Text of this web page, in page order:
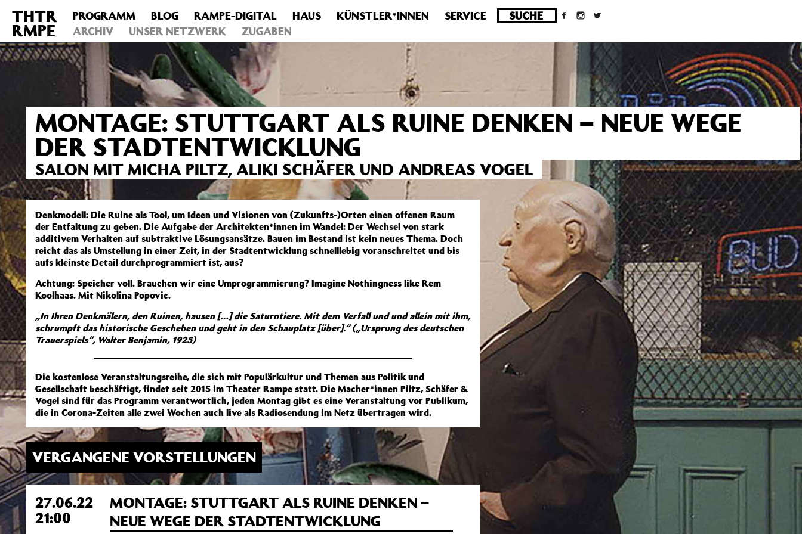
Deprecated : Die Funktion post_permalink ist seit Version 4.4.0 veraltet! Verwende stattdessen get_permalink(). in
/homepages/10/d43051023/htdocs/wordpress/wp-
includes/functions.phpon line6031
THTR
RMPE
PROGRAMM BLOG RAMPE-DIGITAL HAUS KÜNSTLER*INNEN
SERVICE
ARCHIV
UNSER NETZWERK ZUGABEN
MONTAGE: STUTTGART ALS RUINE DENKEN – NEUE WEGE
DER STADTENTWICKLUNG
SALON MIT MICHA PILTZ, ALIKI SCHÄFER UND ANDREAS VOGEL
Denkmodell: Die Ruine als Tool, um Ideen und Visionen von (Zukunfts-)Orten einen offenen Raum
der Entfaltung zu geben. Die Aufgabe der Architekten*innen im Wandel: Der Wechsel von stark
additivem Verhalten auf subtraktive Lösungsansätze. Bauen im Bestand ist kein neues Thema. Doch
reicht das als Umstellung in einer Zeit, in der Stadtentwicklung schnelllebig voranschreitet und bis
aufs kleinste Detail durchprogrammiert ist, aus?
Achtung: Speicher voll. Brauchen wir eine Umprogrammierung? Imagine Nothingness like Rem
Koolhaas. Mit Nikolina Popovic.
„In Ihren Denkmälern, den Ruinen, hausen […] die Saturntiere. Mit dem Verfall und und allein mit ihm,
schrumpft das historische Geschehen und geht in den Schauplatz [über].“ („Ursprung des deutschen
Trauerspiels“, Walter Benjamin, 1925)
Die kostenlose Veranstaltungsreihe, die sich mit Populärkultur und Themen aus Politik und
Gesellschaft beschäftigt, findet seit 2015 im Theater Rampe statt. Die Macher*innen Piltz, Schäfer &
Vogel sind für das Programm verantwortlich, jeden Montag gibt es eine Veranstaltung vor Publikum,
die in Corona-Zeiten alle zwei Wochen auch live als Radiosendung im Netz übertragen wird.
VERGANGENE VORSTELLUNGEN
27.06.22
21:00
MONTAGE: STUTTGART ALS RUINE DENKEN –
NEUE WEGE DER STADTENTWICKLUNG